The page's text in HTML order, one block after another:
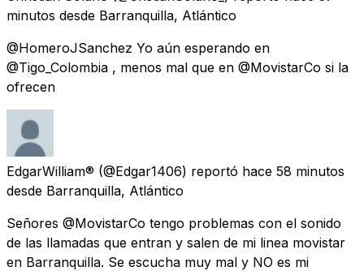
minutos desde Barranquilla, Atlántico
@HomeroJSanchez Yo aún esperando en
@Tigo_Colombia , menos mal que en @MovistarCo si la
ofrecen
EdgarWilliam® (@Edgar1406) reportó hace 58 minutos
desde Barranquilla, Atlántico
Señores @MovistarCo tengo problemas con el sonido
de las llamadas que entran y salen de mi linea movistar
en Barranquilla. Se escucha muy mal y NO es mi